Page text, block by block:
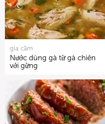
gia cầm
Nước dùng gà từ gà chiên
với gừng